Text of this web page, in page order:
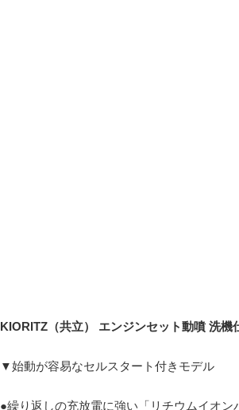
KIORITZ（共立） エンジンセット動噴 洗
▼始動が容易なセルスタート付きモデル
●繰り返しの充放電に強い「リチウムイオ